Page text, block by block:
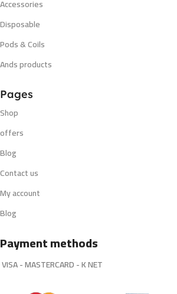
Accessories
Disposable
Pods & Coils
Ands products
Pages
Shop
offers
Blog
Contact us
My account
Blog
Payment methods
VISA - MASTERCARD - K NET